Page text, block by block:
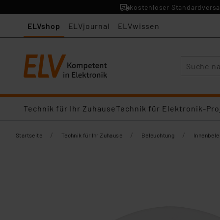
kostenloser
ELVshop ELVjournal ELVwissen
Technik für Ihr ZuhauseTechnik für Elektronik-
Startseite / Technik für Ihr Zuhause / Beleuchtung /